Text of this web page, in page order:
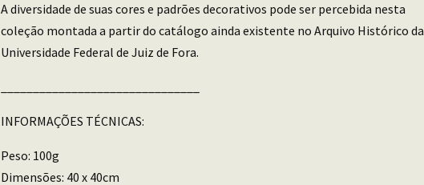
A diversidade de suas cores e padrões decorativos pode ser percebida nesta
coleção montada a partir do catálogo ainda existente no Arquivo Histórico da
Universidade Federal de Juiz de Fora.
INFORMAÇÕES TÉCNICAS:
Peso: 100g
Dimensões: 40 x 40cm